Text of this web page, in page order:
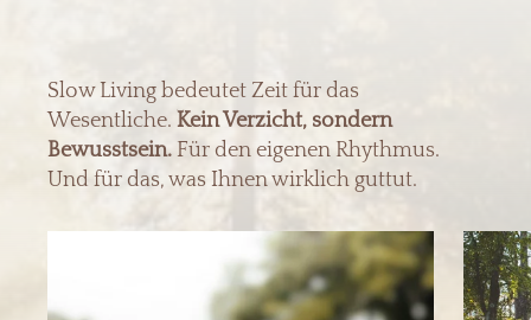
Slow Living bedeutet Zeit für das
Wesentliche. Kein Verzicht, sondern
Bewusstsein. Für den eigenen Rhythmus.
Und für das, was Ihnen wirklich guttut.